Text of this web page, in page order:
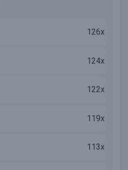
126x
124x
122x
119x
113x